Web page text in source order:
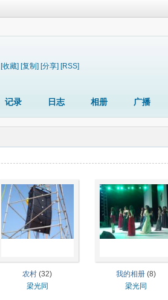
[收藏] [复制] [分享] [RSS]
记录 日志 相册 广播
农村 (32)
梁光同
我的相册(8)
梁光同